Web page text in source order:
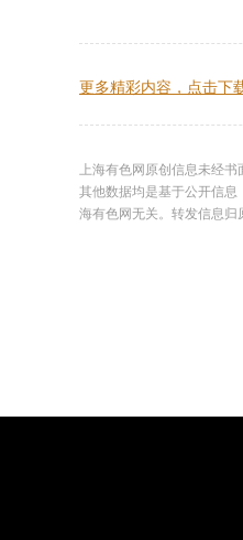
更多精彩内容，点击下
上海有色网原创信息未经
其他数据均是基于公开信
海有色网无关。转发信息归